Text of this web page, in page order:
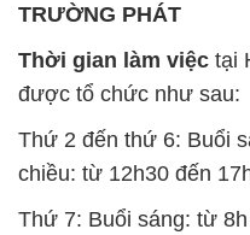
TRƯỜNG PHÁT
Thời gian làm việc tại
được tổ chức như sau:
Thứ 2 đến thứ 6: Buổi
chiều: từ 12h30 đến
Thứ 7: Buổi sáng: từ